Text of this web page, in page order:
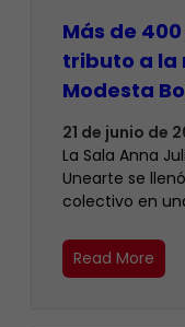
Más de
tributo a la
Modesta
21 de junio de
​La Sala Anna
Unearte se
colectivo en
Read More